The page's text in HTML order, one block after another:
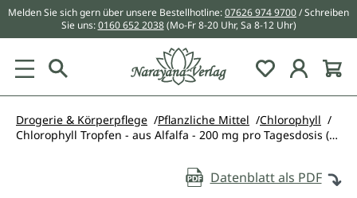
springen
Melden Sie sich gern über unsere Bestellhotline:07626 974 9700/ Schreiben
Sie uns:0160 652 2038 (Mo-Fr 8-20 Uhr, Sa 8-12 Uhr)
Du hast 0
Drogerie & Körperpflege Pflanzliche Mittel
Chlorophyll
Chlorophyll Tropfen - aus Alfalfa - 200 mg pro Tagesdosis (3 x 20 Tropfen) - 50 ml - von Unimedica
Datenblatt als PDF